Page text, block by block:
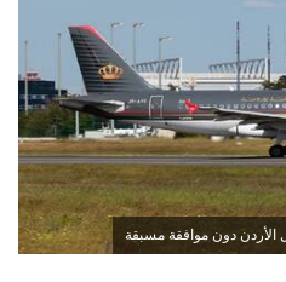
الأردن دون موافقة مسبقة